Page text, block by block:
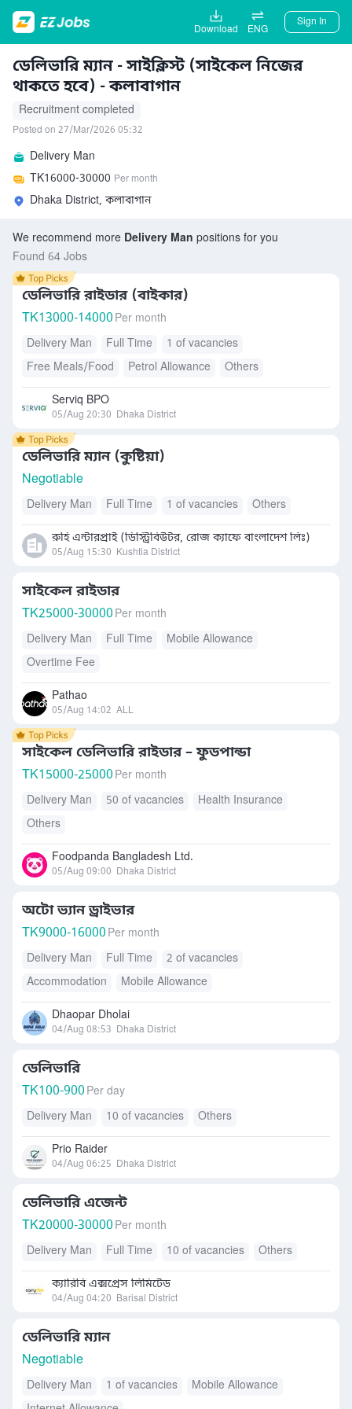
Download ENG
Sign In
ডেলিভারি ম্যান - সাইক্লিস্ট (সাইকেল নিজের
থাকতে হবে) - কলাবাগান
Recruitment completed
Posted on 27/Mar/2026 05:32
Delivery Man
TK16000-30000 Per month
Dhaka District, কলাবাগান
We recommend more Delivery Man positions for you
Found 64 Jobs
ডেলিভারি রাইডার (বাইকার)
TK13000-14000 Per month
Delivery Man
Full Time
1 of vacancies
Free Meals/Food
Petrol Allowance Others
Serviq BPO
05/Aug 20:30 Dhaka District
ডেলিভারি ম্যান (কুষ্টিয়া)
Negotiable
Delivery Man Full Time 1 of vacancies Others
রুহি এন্টারপ্রাই (ডিস্ট্রিবিউটর, রোজ ক্যাফে বাংলাদেশ লিঃ)
05/Aug 15:30 Kushtia District
সাইকেল রাইডার
TK25000-30000 Per month
Delivery Man
Full Time
Mobile Allowance
Overtime Fee
Pathao
05/Aug 14:02 ALL
সাইকেল ডেলিভারি রাইডার – ফুডপান্ডা
TK15000-25000 Per month
Delivery Man
50 of vacancies
Health Insurance
Others
Foodpanda Bangladesh Ltd.
05/Aug 09:00 Dhaka District
অটো ভ্যান ড্রাইভার
TK9000-16000 Per month
Delivery Man
Full Time
2 of vacancies
Accommodation
Mobile Allowance
Dhaopar Dholai
04/Aug 08:53 Dhaka District
ডেলিভারি
TK100-900 Per day
Delivery Man
10 of vacancies Others
Prio Raider
04/Aug 06:25 Dhaka District
ডেলিভারি এজেন্ট
TK20000-30000 Per month
Delivery Man
Full Time 10 of vacancies Others
ক্যারিবি এক্সপ্রেস লিমিটেড
04/Aug 04:20 Barisal District
ডেলিভারি ম্যান
Negotiable
Delivery Man 1 of vacancies
Mobile Allowance